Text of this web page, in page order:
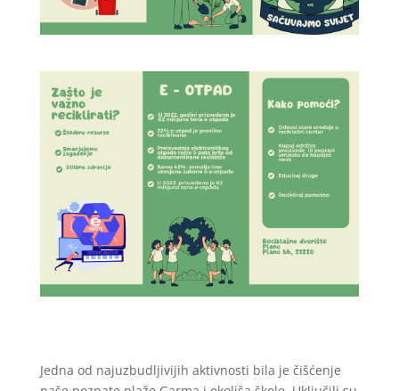
Jedna od najuzbudljivijih aktivnosti bila je čišćenje